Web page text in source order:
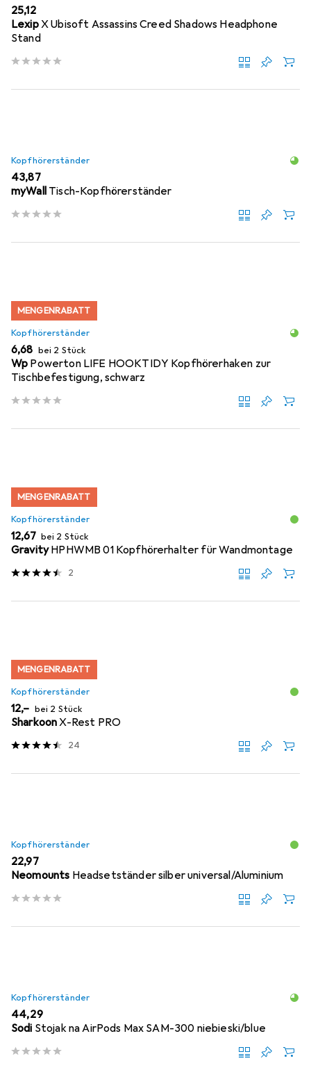
EUR
25,12
LexipX Ubisoft Assassins Creed Shadows Headphone
Stand
Kopfhörerständer
EUR
43,87
myWall Tisch-Kopfhörerständer
MENGENRABATT
Kopfhörerständer
EUR
6,68 bei 2 Stück
Wp Powerton LIFE HOOKTIDY Kopfhörerhaken zur
Tischbefestigung, schwarz
MENGENRABATT
Kopfhörerständer
EUR
12,67 bei 2 Stück
GravityHPHWMB 01 Kopfhörerhalter für Wandmontage
2
MENGENRABATT
Kopfhörerständer
EUR
12,– bei 2 Stück
SharkoonX-Rest PRO
24
Kopfhörerständer
EUR
22,97
Neomounts Headsetständer silber universal/Aluminium
Kopfhörerständer
EUR
44,29
Sodi Stojak na AirPods Max SAM-300 niebieski/blue